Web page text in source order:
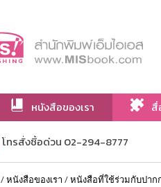
หนังสือของเรา สื่
เกี่ยวกับเรา
โทรสั่งซื้อด่วน 02-294-8777
/หนังสือของเรา /หนังสือที่ใช้ร่วมกับปาก